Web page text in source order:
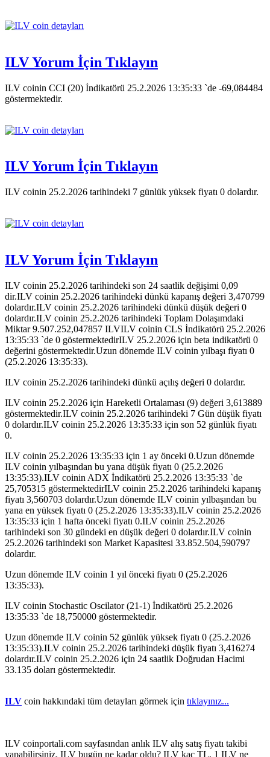
ILV Yorum İçin Tıklayın
ILV coinin CCI (20) İndikatörü 25.2.2026 13:35:33 `de -69,084484
göstermektedir.
ILV Yorum İçin Tıklayın
ILV coinin 25.2.2026 tarihindeki 7 günlük yüksek fiyatı 0 dolardır.
ILV Yorum İçin Tıklayın
ILV coinin 25.2.2026 tarihindeki son 24 saatlik değişimi 0,09
dir.ILV coinin 25.2.2026 tarihindeki dünkü kapanış değeri 3,470799
dolardır.ILV coinin 25.2.2026 tarihindeki dünkü düşük değeri 0
dolardır.ILV coinin 25.2.2026 tarihindeki Toplam Dolaşımdaki
Miktar 9.507.252,047857 ILVILV coinin CLS İndikatörü 25.2.2026
13:35:33 `de 0 göstermektedirILV 25.2.2026 için beta indikatörü 0
değerini göstermektedir.Uzun dönemde ILV coinin yılbaşı fiyatı 0
(25.2.2026 13:35:33).
ILV coinin 25.2.2026 tarihindeki dünkü açılış değeri 0 dolardır.
ILV coinin 25.2.2026 için Hareketli Ortalaması (9) değeri 3,613889
göstermektedir.ILV coinin 25.2.2026 tarihindeki 7 Gün düşük fiyatı
0 dolardır.ILV coinin 25.2.2026 13:35:33 için son 52 günlük fiyatı
0.
ILV coinin 25.2.2026 13:35:33 için 1 ay önceki 0.Uzun dönemde
ILV coinin yılbaşından bu yana düşük fiyatı 0 (25.2.2026
13:35:33).ILV coinin ADX İndikatörü 25.2.2026 13:35:33 `de
25,705315 göstermektedirILV coinin 25.2.2026 tarihindeki kapanış
fiyatı 3,560703 dolardır.Uzun dönemde ILV coinin yılbaşından bu
yana en yüksek fiyatı 0 (25.2.2026 13:35:33).ILV coinin 25.2.2026
13:35:33 için 1 hafta önceki fiyatı 0.ILV coinin 25.2.2026
tarihindeki son 30 gündeki en düşük değeri 0 dolardır.ILV coinin
25.2.2026 tarihindeki son Market Kapasitesi 33.852.504,590797
dolardır.
Uzun dönemde ILV coinin 1 yıl önceki fiyatı 0 (25.2.2026
13:35:33).
ILV coinin Stochastic Oscilator (21-1) İndikatörü 25.2.2026
13:35:33 `de 18,750000 göstermektedir.
Uzun dönemde ILV coinin 52 günlük yüksek fiyatı 0 (25.2.2026
13:35:33).ILV coinin 25.2.2026 tarihindeki düşük fiyatı 3,416274
dolardır.ILV coinin 25.2.2026 için 24 saatlik Doğrudan Hacimi
33.135 doları göstermektedir.
ILV coin hakkındaki tüm detayları görmek için tıklayınız...
ILV coinportali.com sayfasından anlık ILV alış satış fiyatı takibi
yapabilirsiniz. ILV bugün ne kadar oldu? ILV kaç TL, 1 ILV ne